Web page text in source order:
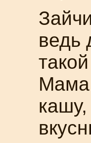
ведь
Мама
кашу,